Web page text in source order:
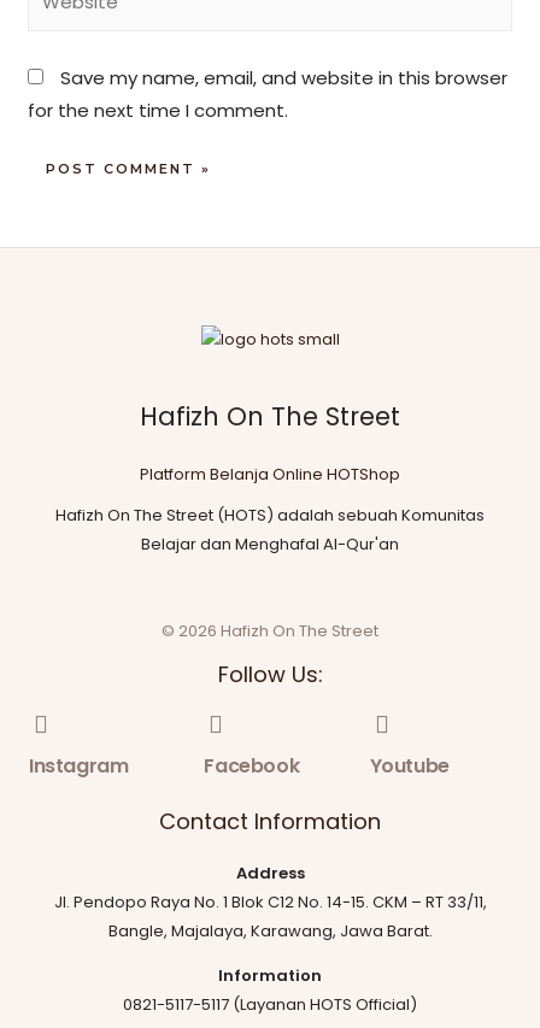
Save my name, email, and website in this browser
for the next time I comment.
Hafizh On The Street
Platform Belanja Online HOTShop
Hafizh On The Street (HOTS) adalah sebuah Komunitas
Belajar dan Menghafal Al-Qur'an
© 2026 Hafizh On The Street
Follow Us:
Instagram Facebook Youtube
Contact Information
Address
Jl. Pendopo Raya No. 1 Blok C12 No. 14-15. CKM – RT 33/11,
Bangle, Majalaya, Karawang, Jawa Barat.
Information
0821-5117-5117 (Layanan HOTS Official)